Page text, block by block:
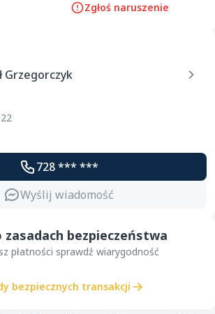
Zgłoś naruszenie
Grzegorczyk
728 *** ***
Wyślij wiadomość
bezpieczeństwa
płatności sprawdź wiarygodność
bezpiecznych transakcji